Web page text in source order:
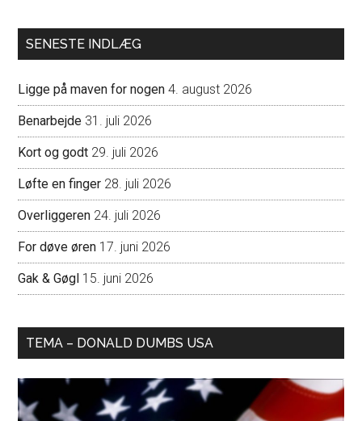
SENESTE INDLÆG
Ligge på maven for nogen 4. august 2026
Benarbejde 31. juli 2026
Kort og godt 29. juli 2026
Løfte en finger 28. juli 2026
Overliggeren 24. juli 2026
For døve øren 17. juni 2026
Gak & Gøgl 15. juni 2026
TEMA – DONALD DUMBS USA